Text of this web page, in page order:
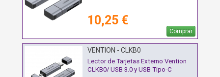
10,25 €
Comprar
VENTION - CLKB0
Lector de Tarjetas Externo Vention
CLKB0/ USB 3.0 y USB Tipo-C